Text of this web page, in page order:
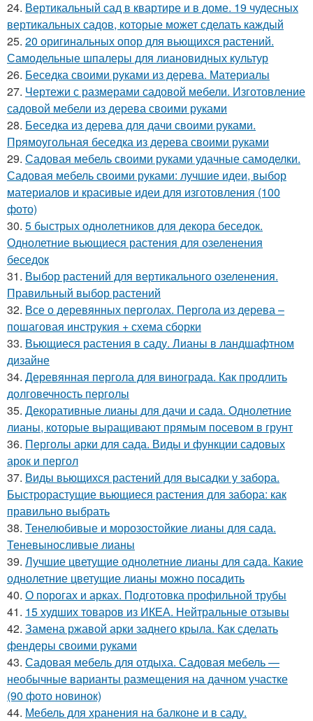
24. Вертикальный сад в квартире и в доме. 19 чудесных
вертикальных садов, которые может сделать каждый
25. 20 оригинальных опор для вьющихся растений.
Самодельные шпалеры для лиановидных культур
26. Беседка своими руками из дерева. Материалы
27. Чертежи с размерами садовой мебели. Изготовление
садовой мебели из дерева своими руками
28. Беседка из дерева для дачи своими руками.
Прямоугольная беседка из дерева своими руками
29. Садовая мебель своими руками удачные самоделки.
Садовая мебель своими руками: лучшие идеи, выбор
материалов и красивые идеи для изготовления (100
фото)
30. 5 быстрых однолетников для декора беседок.
Однолетние вьющиеся растения для озеленения
беседок
31. Выбор растений для вертикального озеленения.
Правильный выбор растений
32. Все о деревянных перголах. Пергола из дерева –
пошаговая инструкия + схема сборки
33. Вьющиеся растения в саду. Лианы в ландшафтном
дизайне
34. Деревянная пергола для винограда. Как продлить
долговечность перголы
35. Декоративные лианы для дачи и сада. Однолетние
лианы, которые выращивают прямым посевом в грунт
36. Перголы арки для сада. Виды и функции садовых
арок и пергол
37. Виды вьющихся растений для высадки у забора.
Быстрорастущие вьющиеся растения для забора: как
правильно выбрать
38. Тенелюбивые и морозостойкие лианы для сада.
Теневыносливые лианы
39. Лучшие цветущие однолетние лианы для сада. Какие
однолетние цветущие лианы можно посадить
40. О порогах и арках. Подготовка профильной трубы
41. 15 худших товаров из ИКЕА. Нейтральные отзывы
42. Замена ржавой арки заднего крыла. Как сделать
фендеры своими руками
43. Садовая мебель для отдыха. Садовая мебель —
необычные варианты размещения на дачном участке
(90 фото новинок)
44. Мебель для хранения на балконе и в саду.